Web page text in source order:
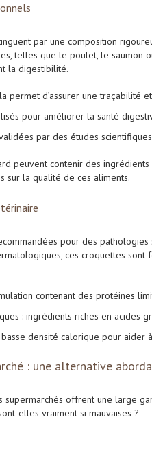
par une composition
telles que le poulet, le saumon
la digestibilité.
permet d’assurer une traçabilité
pour améliorer la santé
par des études scientifiques
peuvent contenir des
sur la qualité de ces aliments.
pour des
ces croquettes
contenant des protéines
: ingrédients riches en acides
densité calorique pour aider
: une alternative
supermarchés offrent une large
elles vraiment si mauvaises ?